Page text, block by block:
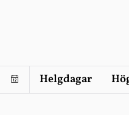
Helgdagar